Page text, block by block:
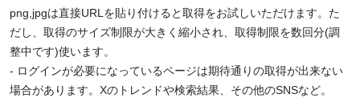
png,jpgは直接URLを貼り付けると取得をお試しいただけます。た
だし、取得のサイズ制限が大きく縮小され、取得制限を数回分(調
整中です)使います。
- ログインが必要になっているページは期待通りの取得が出来ない
場合があります。Xのトレンドや検索結果、その他のSNSなど。